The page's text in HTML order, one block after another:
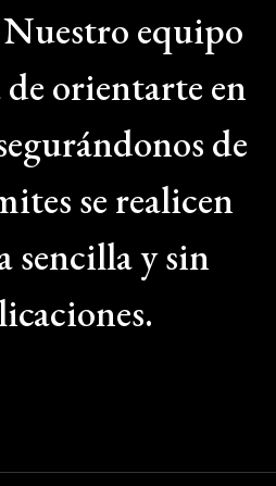
equipo
de orientarte en
de
se realicen
sencilla y sin